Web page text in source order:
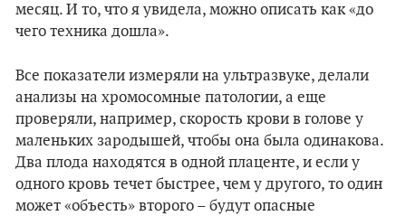
месяц. И то, что я увидела, можно описать как «до
чего техника дошла».
Все показатели измеряли на ультразвуке, делали
анализы на хромосомные патологии, а еще
проверяли, например, скорость крови в голове у
маленьких зародышей, чтобы она была одинакова.
Два плода находятся в одной плаценте, и если у
одного кровь течет быстрее, чем у другого, то один
может «объесть» второго – будут опасные